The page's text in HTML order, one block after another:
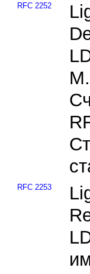
RFC 2252
RFC 2253